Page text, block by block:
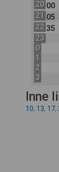
20 00
21 05
22 35
23
0
1
2
3
Inne
10, 13, 17,